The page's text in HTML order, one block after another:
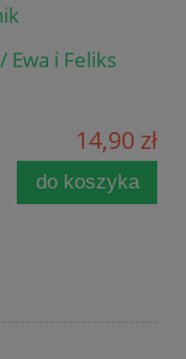
Ewa i Feliks
14,90 zł
do koszyka